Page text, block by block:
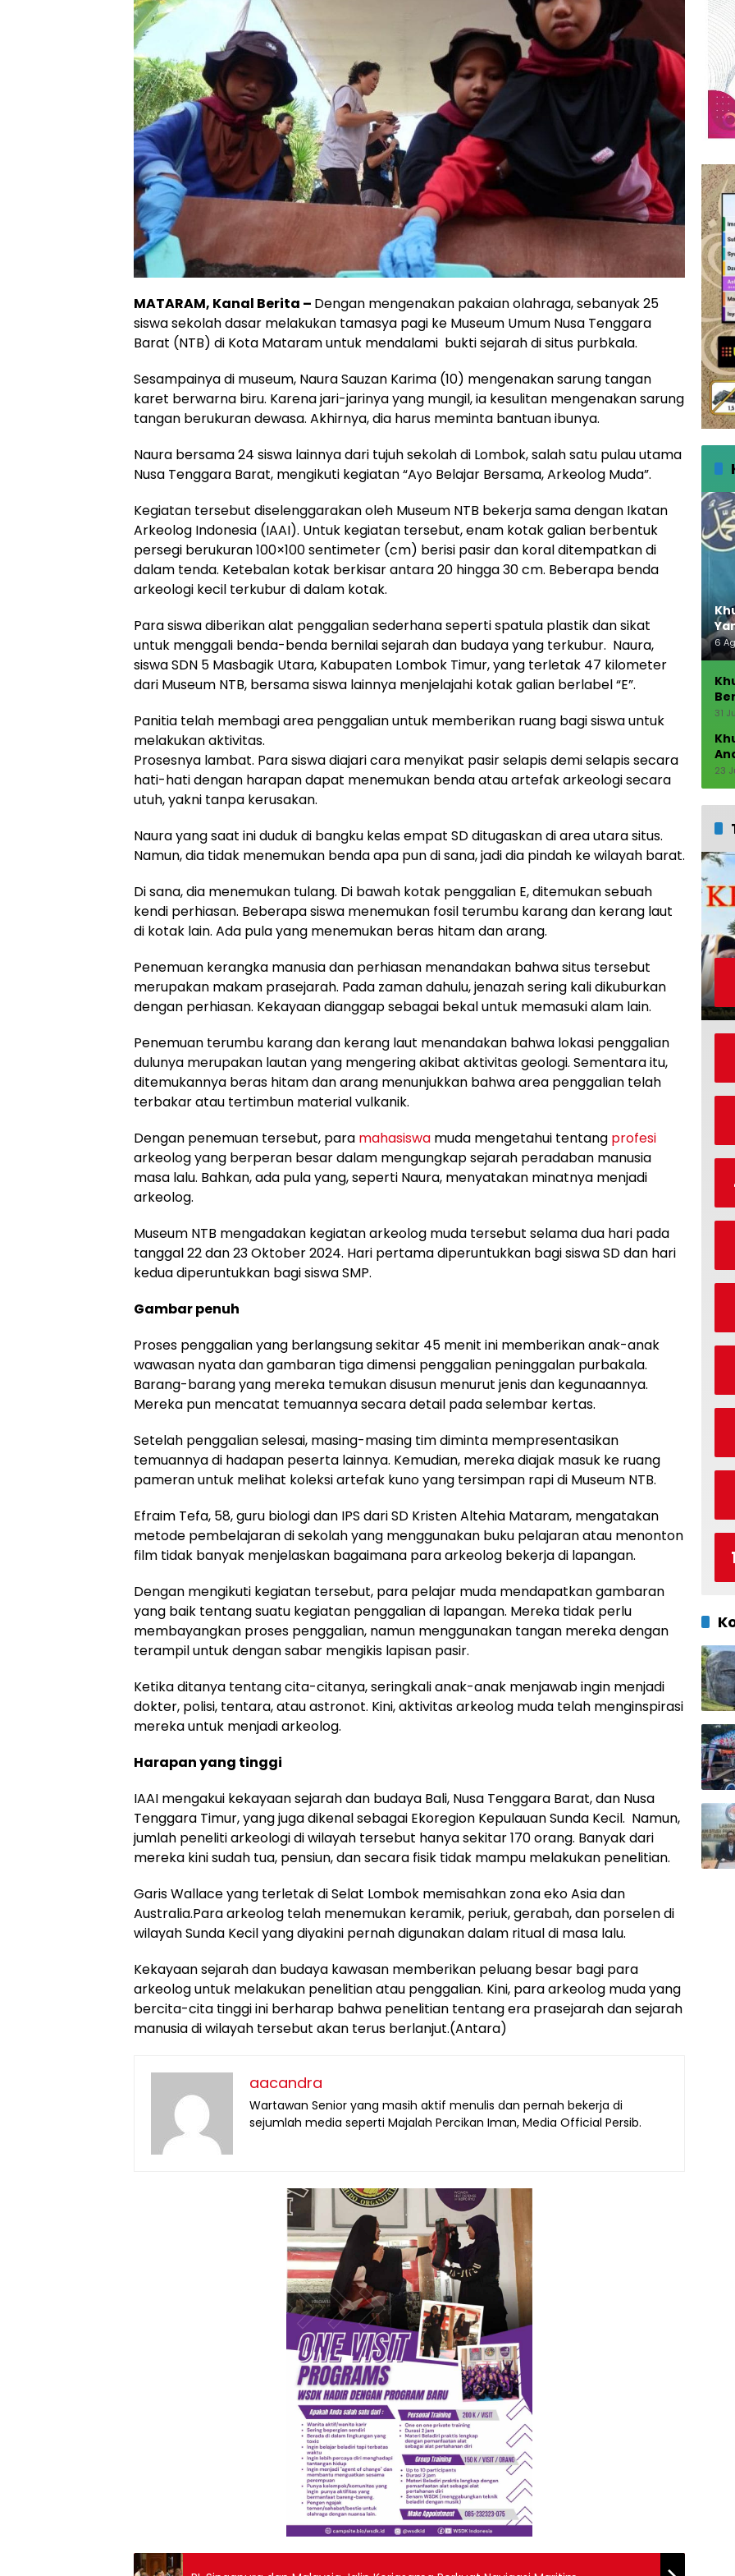
MATARAM, Kanal Berita – Dengan mengenakan pakaian olahraga, sebanyak 25
siswa sekolah dasar melakukan tamasya pagi ke Museum Umum Nusa Tenggara
Barat (NTB) di Kota Mataram untuk mendalami bukti sejarah di situs purbkala.
Sesampainya di museum, Naura Sauzan Karima (10) mengenakan sarung tangan
karet berwarna biru. Karena jari-jarinya yang mungil, ia kesulitan mengenakan sarung
tangan berukuran dewasa. Akhirnya, dia harus meminta bantuan ibunya.
Naura bersama 24 siswa lainnya dari tujuh sekolah di Lombok, salah satu pulau utama
Nusa Tenggara Barat, mengikuti kegiatan “Ayo Belajar Bersama, Arkeolog Muda”.
Kegiatan tersebut diselenggarakan oleh Museum NTB bekerja sama dengan Ikatan
Arkeolog Indonesia (IAAI). Untuk kegiatan tersebut, enam kotak galian berbentuk
persegi berukuran 100×100 sentimeter (cm) berisi pasir dan koral ditempatkan di
dalam tenda. Ketebalan kotak berkisar antara 20 hingga 30 cm. Beberapa benda
arkeologi kecil terkubur di dalam kotak.
Para siswa diberikan alat penggalian sederhana seperti spatula plastik dan sikat
untuk menggali benda-benda bernilai sejarah dan budaya yang terkubur. Naura,
siswa SDN 5 Masbagik Utara, Kabupaten Lombok Timur, yang terletak 47 kilometer
dari Museum NTB, bersama siswa lainnya menjelajahi kotak galian berlabel “E”.
Panitia telah membagi area penggalian untuk memberikan ruang bagi siswa untuk
melakukan aktivitas.
Prosesnya lambat. Para siswa diajari cara menyikat pasir selapis demi selapis secara
hati-hati dengan harapan dapat menemukan benda atau artefak arkeologi secara
utuh, yakni tanpa kerusakan.
Naura yang saat ini duduk di bangku kelas empat SD ditugaskan di area utara situs.
Namun, dia tidak menemukan benda apa pun di sana, jadi dia pindah ke wilayah barat.
Di sana, dia menemukan tulang. Di bawah kotak penggalian E, ditemukan sebuah
kendi perhiasan. Beberapa siswa menemukan fosil terumbu karang dan kerang laut
di kotak lain. Ada pula yang menemukan beras hitam dan arang.
Penemuan kerangka manusia dan perhiasan menandakan bahwa situs tersebut
merupakan makam prasejarah. Pada zaman dahulu, jenazah sering kali dikuburkan
dengan perhiasan. Kekayaan dianggap sebagai bekal untuk memasuki alam lain.
Penemuan terumbu karang dan kerang laut menandakan bahwa lokasi penggalian
dulunya merupakan lautan yang mengering akibat aktivitas geologi. Sementara itu,
ditemukannya beras hitam dan arang menunjukkan bahwa area penggalian telah
terbakar atau tertimbun material vulkanik.
Dengan penemuan tersebut, para mahasiswa muda mengetahui tentang profesi
arkeolog yang berperan besar dalam mengungkap sejarah peradaban manusia
masa lalu. Bahkan, ada pula yang, seperti Naura, menyatakan minatnya menjadi
arkeolog.
Museum NTB mengadakan kegiatan arkeolog muda tersebut selama dua hari pada
tanggal 22 dan 23 Oktober 2024. Hari pertama diperuntukkan bagi siswa SD dan hari
kedua diperuntukkan bagi siswa SMP.
Gambar penuh
Proses penggalian yang berlangsung sekitar 45 menit ini memberikan anak-anak
wawasan nyata dan gambaran tiga dimensi penggalian peninggalan purbakala.
Barang-barang yang mereka temukan disusun menurut jenis dan kegunaannya.
Mereka pun mencatat temuannya secara detail pada selembar kertas.
Setelah penggalian selesai, masing-masing tim diminta mempresentasikan
temuannya di hadapan peserta lainnya. Kemudian, mereka diajak masuk ke ruang
pameran untuk melihat koleksi artefak kuno yang tersimpan rapi di Museum NTB.
Efraim Tefa, 58, guru biologi dan IPS dari SD Kristen Altehia Mataram, mengatakan
metode pembelajaran di sekolah yang menggunakan buku pelajaran atau menonton
film tidak banyak menjelaskan bagaimana para arkeolog bekerja di lapangan.
Dengan mengikuti kegiatan tersebut, para pelajar muda mendapatkan gambaran
yang baik tentang suatu kegiatan penggalian di lapangan. Mereka tidak perlu
membayangkan proses penggalian, namun menggunakan tangan mereka dengan
terampil untuk dengan sabar mengikis lapisan pasir.
Ketika ditanya tentang cita-citanya, seringkali anak-anak menjawab ingin menjadi
dokter, polisi, tentara, atau astronot. Kini, aktivitas arkeolog muda telah menginspirasi
mereka untuk menjadi arkeolog.
Harapan yang tinggi
IAAI mengakui kekayaan sejarah dan budaya Bali, Nusa Tenggara Barat, dan Nusa
Tenggara Timur, yang juga dikenal sebagai Ekoregion Kepulauan Sunda Kecil. Namun,
jumlah peneliti arkeologi di wilayah tersebut hanya sekitar 170 orang. Banyak dari
mereka kini sudah tua, pensiun, dan secara fisik tidak mampu melakukan penelitian.
Garis Wallace yang terletak di Selat Lombok memisahkan zona eko Asia dan
Australia.Para arkeolog telah menemukan keramik, periuk, gerabah, dan porselen di
wilayah Sunda Kecil yang diyakini pernah digunakan dalam ritual di masa lalu.
Kekayaan sejarah dan budaya kawasan memberikan peluang besar bagi para
arkeolog untuk melakukan penelitian atau penggalian. Kini, para arkeolog muda yang
bercita-cita tinggi ini berharap bahwa penelitian tentang era prasejarah dan sejarah
manusia di wilayah tersebut akan terus berlanjut.(Antara)
aacandra
Wartawan Senior yang masih aktif menulis dan pernah bekerja di
sejumlah media seperti Majalah Percikan Iman, Media Official Persib.
6
31
23